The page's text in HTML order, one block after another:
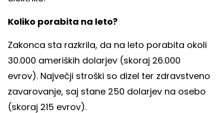
Koliko porabita na leto?
Zakonca sta razkrila, da na leto porabita okoli
30.000 ameriških dolarjev (skoraj 26.000
evrov). Največji stroški so dizel ter zdravstveno
zavarovanje, saj stane 250 dolarjev na osebo
(skoraj 215 evrov).